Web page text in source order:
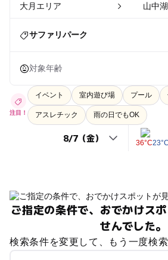
大月エリア 山中
サファリパーク
対象年齢
注目！
イベント 室内遊び場 プール
アスレチック 雨の日でもOK
36°C23°C
ご指定の条件で、おでかけス
せんでした。
検索条件を変更して、もう一度検索